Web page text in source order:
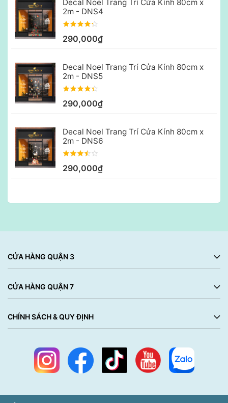
Decal Noel Trang Trí Cửa Kính 80cm x
2m - DNS4
290,000₫
Decal Noel Trang Trí Cửa Kính 80cm x
2m - DNS5
290,000₫
Decal Noel Trang Trí Cửa Kính 80cm x
2m - DNS6
290,000₫
CỬA HÀNG QUẬN 3
CỬA HÀNG QUẬN 7
CHÍNH SÁCH & QUY ĐỊNH